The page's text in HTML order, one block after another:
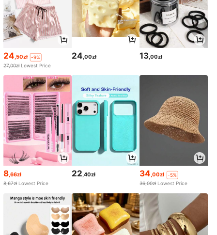
24,50zł
-9%
27,00zł Lowest Price
24,00zł 13,00zł
8,66zł
8,67zł Lowest Price
22,40zł 34,00zł
-5%
36,00zł Lowest Price